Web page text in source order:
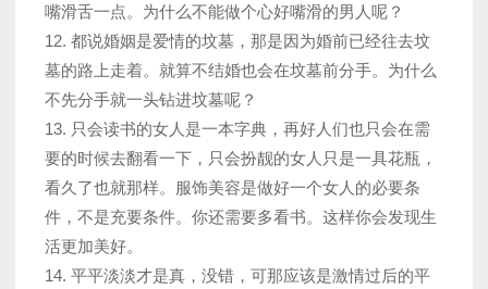
嘴滑舌一点。为什么不能做个心好嘴滑的男人呢？
12. 都说婚姻是爱情的坟墓，那是因为婚前已经往去坟
墓的路上走着。就算不结婚也会在坟墓前分手。为什么
不先分手就一头钻进坟墓呢？
13. 只会读书的女人是一本字典，再好人们也只会在需
要的时候去翻看一下，只会扮靓的女人只是一具花瓶，
看久了也就那样。服饰美容是做好一个女人的必要条
件，不是充要条件。你还需要多看书。这样你会发现生
活更加美好。
14. 平平淡淡才是真，没错，可那应该是激情过后的平